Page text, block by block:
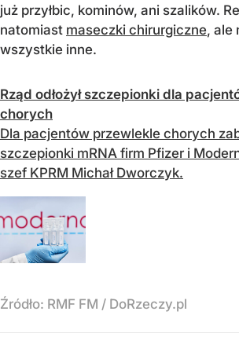
już przyłbic, kominów, ani szalików.
natomiast maseczki chirurgiczne, ale
wszystkie inne.
Rząd odłożył szczepionki dla
chorych
Dla pacjentów przewlekle chorych
szczepionki mRNA firm Pfizer i
szef KPRM Michał Dworczyk.
Źródło: RMF FM / DoRzeczy.pl